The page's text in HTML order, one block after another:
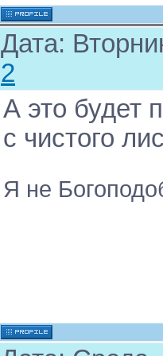
Дата:
2
А это будет
с чистого
Я не